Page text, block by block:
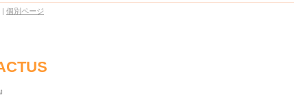
| 個別ページ